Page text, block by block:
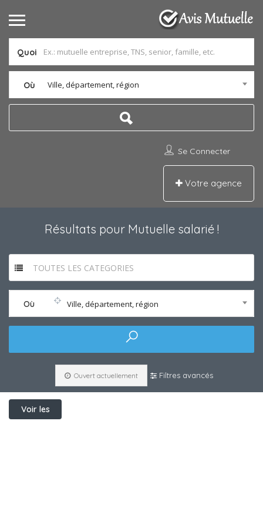
Quoi
Où Ville, département, région
Se Connecter
Votre agence
Résultats pour Mutuelle salarié!
TOUTES LES CATEGORIES
Où Ville, département, région
Ouvert actuellement Filtres avancés
Voir les